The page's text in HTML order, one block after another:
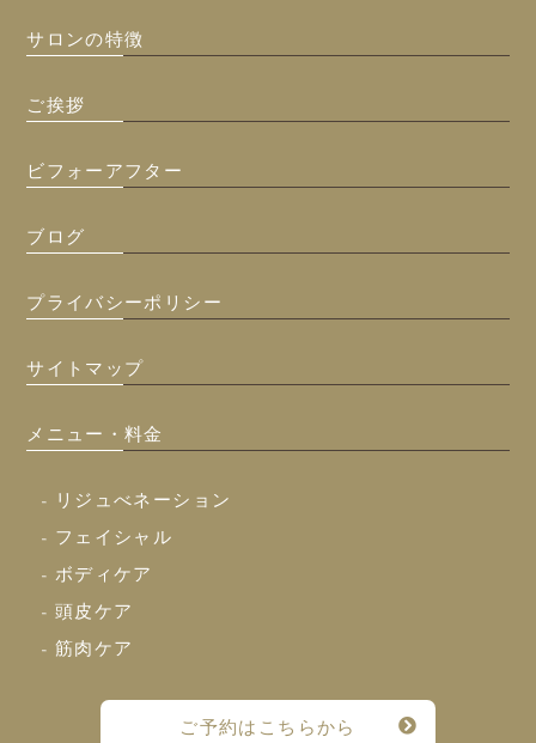
サロンの特徴
ご挨拶
ビフォーアフター
ブログ
プライバシーポリシー
サイトマップ
メニュー・料金
- リジュべネーション
- フェイシャル
- ボディケア
- 頭皮ケア
- 筋肉ケア
ご予約はこちらから